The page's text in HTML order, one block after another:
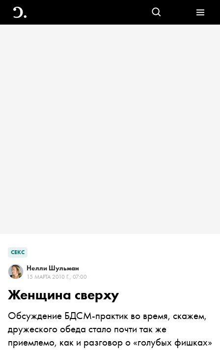
СЕКС
Нелли Шульман
15 МАРТА 2010 Г., 07:00
Женщина сверху
Обсуждение БДСМ-практик во время, скажем,
дружеского обеда стало почти так же
приемлемо, как и разговор о «голубых фишках»